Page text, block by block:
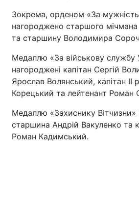
Зокрема, орденом «За мужність»
нагороджено старшого
та старшину Володимира
Медаллю «За військову службу
нагороджені капітан Сергій
Ярослав Волянський, капітан ІІ
Корецький та лейтенант Роман
Медаллю «Захиснику Вітчизни»
старшина Андрій Вакуленко та
Роман Кадимський.